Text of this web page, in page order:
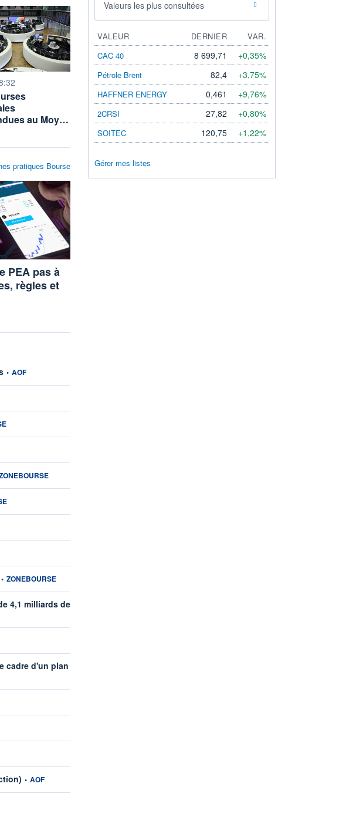
fournie par
au Moy…
PEA pas à
règles et
pratiques Bourse
information fournie par
• AOF
par
fournie par
par
information fournie par
• ZONEBOURSE
4,1 milliards de
cadre d'un plan
information fournie par
• AOF
Valeurs les plus consultées
VALEUR DERNIER
VAR.
CAC 40
8 699,71 +0,35%
Pétrole Brent 82,4 +3,75%
HAFFNER ENERGY 0,461 +9,76%
2CRSI 27,82 +0,80%
SOITEC 120,75 +1,22%
Gérer mes listes